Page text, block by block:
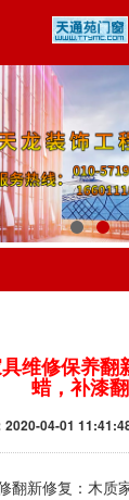
维修保养翻
蜡，补漆
2020-04-01
翻新修复：木质